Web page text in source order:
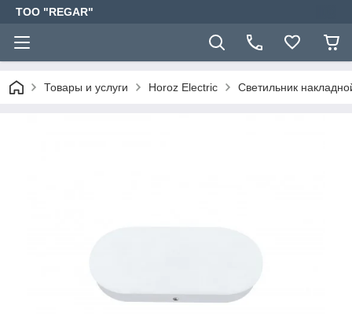
TOO "REGAR"
Товары и услуги Horoz Electric Светильник